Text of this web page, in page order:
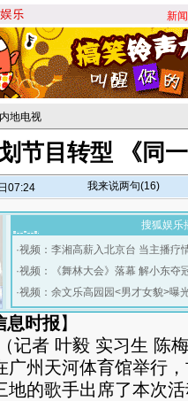
新闻
内地电视
节目转型 《同
07:24 我来说两句(16)
搜狐娱乐
·视频：李湘高薪入北京台 当主播疗
·视频：《舞林大会》落幕 解小东夺
·视频：余文乐高园园<男才女貌>曝
息时报】
者 叶毅 实习生 陈梅
广州天河体育馆举行
地的歌手出席了本次